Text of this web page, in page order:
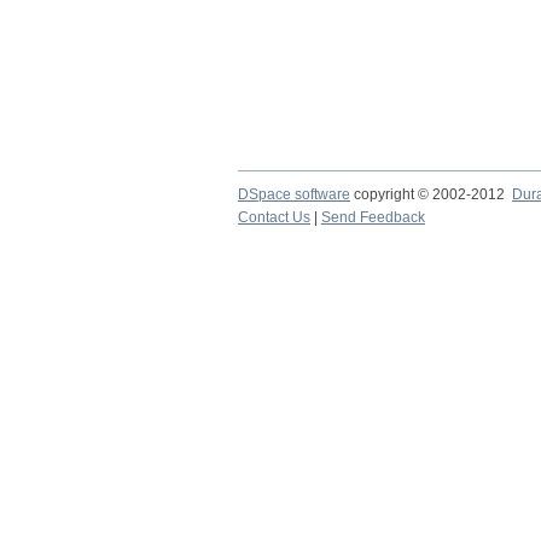
DSpace software copyright © 2002-2012
Contact Us
Send Feedback